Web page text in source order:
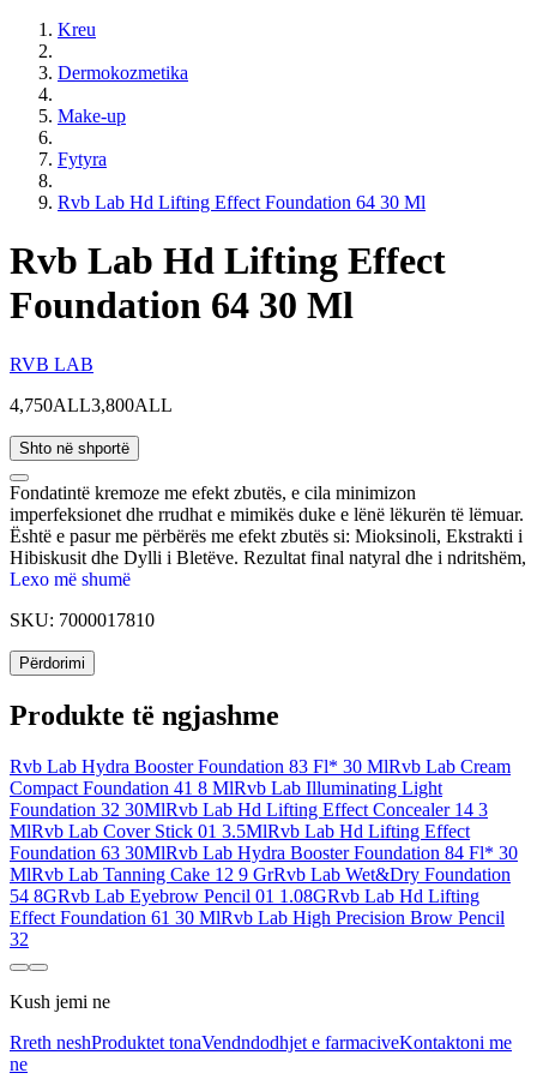
Kreu
Dermokozmetika
Make-up
Fytyra
Rvb Lab Hd Lifting Effect Foundation 64 30 Ml
Rvb Lab Hd Lifting Effect
Foundation 64 30 Ml
RVB LAB
4,750ALL3,800ALL
Shto në shportë
Fondatintë kremoze me efekt zbutës, e cila minimizon
imperfeksionet dhe rrudhat e mimikës duke e lënë lëkurën të lëmuar.
Është e pasur me përbërës me efekt zbutës si: Mioksinoli, Ekstrakti i
Hibiskusit dhe Dylli i Bletëve. Rezultat final natyral dhe i ndritshëm,
efekt lekurë prej porcelani. Ideale për lëkura normale dhe mikse.
Lexo më shumë
SKU: 7000017810
Përdorimi
Produkte të ngjashme
Rvb Lab Hydra Booster Foundation 83 Fl* 30 MlRvb Lab Cream
Compact Foundation 41 8 MlRvb Lab Illuminating Light
Foundation 32 30MlRvb Lab Hd Lifting Effect Concealer 14 3
MlRvb Lab Cover Stick 01 3.5MlRvb Lab Hd Lifting Effect
Foundation 63 30MlRvb Lab Hydra Booster Foundation 84 Fl* 30
MlRvb Lab Tanning Cake 12 9 GrRvb Lab Wet&Dry Foundation
54 8GRvb Lab Eyebrow Pencil 01 1.08GRvb Lab Hd Lifting
Effect Foundation 61 30 MlRvb Lab High Precision Brow Pencil
32
Kush jemi ne
Rreth neshProduktet tonaVendndodhjet e farmaciveKontaktoni me
ne